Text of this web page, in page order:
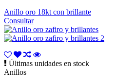
Anillo oro 18kt con brillante
Consultar
Últimas unidades en stock
Anillos